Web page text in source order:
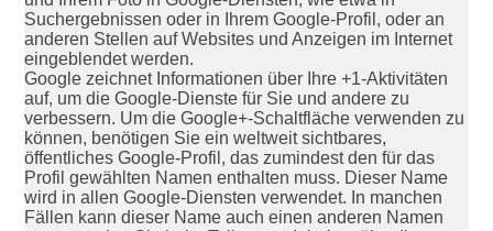
Suchergebnissen oder in Ihrem Google-Profil, oder an
anderen Stellen auf Websites und Anzeigen im Internet
eingeblendet werden.
Google zeichnet Informationen über Ihre +1-Aktivitäten
auf, um die Google-Dienste für Sie und andere zu
verbessern. Um die Google+-Schaltfläche verwenden zu
können, benötigen Sie ein weltweit sichtbares,
öffentliches Google-Profil, das zumindest den für das
Profil gewählten Namen enthalten muss. Dieser Name
wird in allen Google-Diensten verwendet. In manchen
Fällen kann dieser Name auch einen anderen Namen